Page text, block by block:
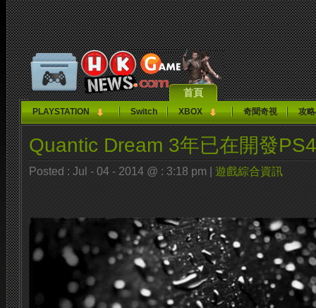
首頁
PLAYSTATION Switch XBOX 奇聞奇視 攻
Quantic Dream 3年已在開發
Posted : Jul - 04 - 2014 @ : 3:18 pm | 遊戲綜合資訊